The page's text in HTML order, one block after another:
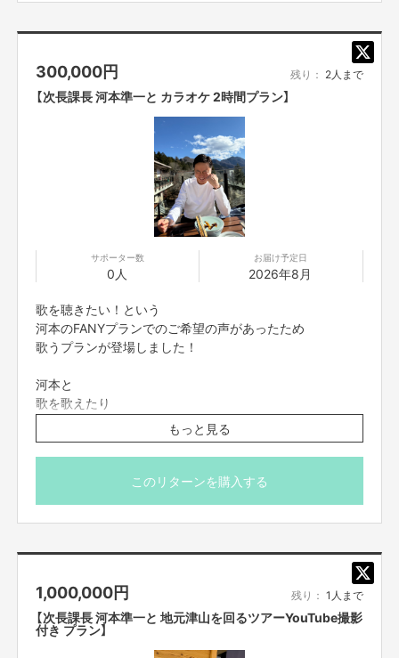
ことができます。
【販売責任者】
吉本興業株式会社
お問い合わせは下記のURLのメッセージからご連絡ください。
https://cf.fany.lol/users/message/view/94468
不良品、発送品間違いの場合は無料で交換させていただきます。到着日から
7日以内に上記問い合わせ先へご連絡ください。それ以上経過しますと返品
をお受け出来ない場合がございます。※サポーターのご都合によるキャンセ
ル・返品・交換はお受けできません。
【返品送料】
不良品、発送商品間違いの場合、着払いにて対応いたします。
先生よりお礼の手紙が返ってきた際の共有
なども頂いた際には、データでお送りさせて頂きます。）
こちらは、児童養護施設へのお米、寄贈のご支援になりま
プロジェクト達成までの報告。
プロジェクトの報告欄
"活動記録の投稿"にも、記載させて頂きます。
よろしくお願い致します！
■お送りした動画の、転売、他者(使用目的以外の)への転
■購入いただいた動画の著作権はタレント本人又は当社に
帰属します。購入により、購入者に動画の著作権等の権利
が譲渡されるものではございません。
いますので、余裕を見て、一緒に見守り、ご支援いただけ
ますと幸いでございます。
※お申し込みするタイミングが重複する場合も、
ていただきます。
スタッフの同行も
リターン実施日は、
ご支援頂いたその月の月末で締め、
次の月に履行しておりますが
双方忙しくスケジュールの都合がどうしても合わない場合
双方合意のもと、その次の月やお相手様のスケジュール状
況などにおいてなど 双方の様々な状況の上ずれ込んでの実
施になる場合もございます
ご購入者様が経営者の方も多いため、スケジュールにより
大幅にずれ込む場合もございます。
ご購入者様的には
引き続きスケジュール探しを続けていいか、実施したいか
などをご確認致しますので
さいませ。
上記、十分ご理解ご了承の上
ご応募くださいますと、大変、幸いでございます。
ご購入後FANYクラウドファンディングのメッセージ機能
上記スケジュール合わせなど進めていくため
クラウドファンディングメッセージ機能を必ずご覧くださ
いませ
【注意事項】
■場所は東京都内での、実施になります
300,000円 残り： 2人まで
【次長課長 河本準一と カラオケ 2時間プラン】
サポーター数
0人
お届け予定日
2026年8月
歌を聴きたい！という
河本のFANYプランでのご希望の声があったため
歌うプランが登場しました！
河本と
歌を歌えたり
歌を聴ける、お食事とは別の、ご希望も多かったため
歌のプランをおきました
貴重な歌を聴く機会、楽しい一時を楽しんで頂けます！
歌が好きという方におすすめ
歌を聴ける際や
カラオケの際にかかる費用・お食事代は、ご購入者さま持
ちですので
もっと見る
このリターンを購入する
1,000,000円 残り： 1人まで
【次長課長 河本準一と 地元津山を回るツアーYouTube撮影
付き プラン】